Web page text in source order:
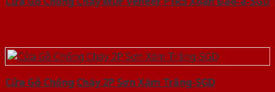
Cửa Gỗ Chống Cháy 2P Sơn Xám Trắng-SGD